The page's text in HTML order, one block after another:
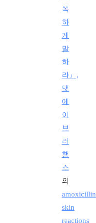
똑
하
게
말
하
라』,
맷
에
이
브
러
햄
스
의
amoxicillin
skin
reactions